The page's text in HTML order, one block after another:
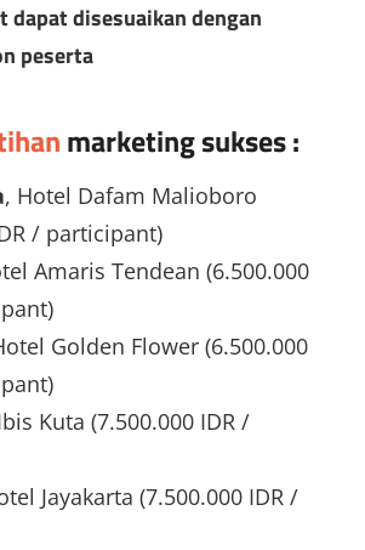
dapat disesuaikan dengan
peserta
marketing sukses:
, Hotel Dafam Malioboro
/ participant)
Amaris Tendean (6.500.000
Golden Flower (6.500.000
Kuta (7.500.000 IDR /
Jayakarta (7.500.000 IDR /